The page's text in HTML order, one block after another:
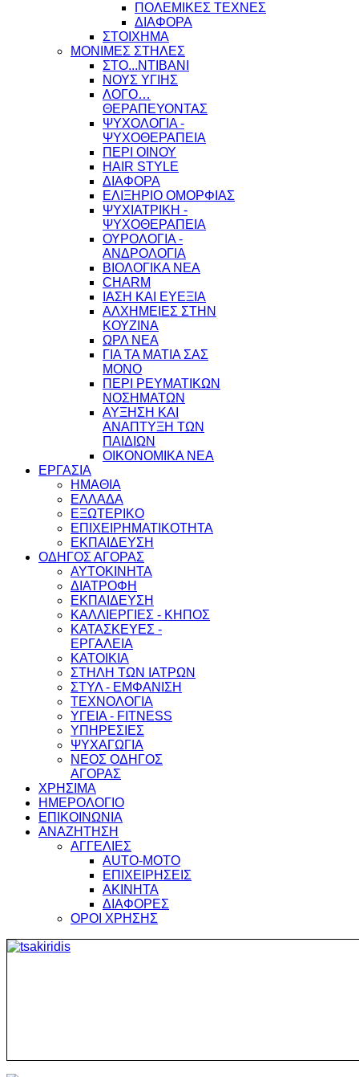
ΠΟΛΕΜΙΚΕΣ ΤΕΧΝΕΣ
ΔΙΑΦΟΡΑ
ΣΤΟΙΧΗΜΑ
ΜΟΝΙΜΕΣ ΣΤΗΛΕΣ
ΣΤΟ...ΝΤΙΒΑΝΙ
ΝΟΥΣ ΥΓΙΗΣ
ΛΟΓΟ…
ΘΕΡΑΠΕΥΟΝΤΑΣ
ΨΥΧΟΛΟΓΙΑ -
ΨΥΧΟΘΕΡΑΠΕΙΑ
ΠΕΡΙ ΟΙΝΟΥ
HAIR STYLE
ΔΙΑΦΟΡΑ
ΕΛΙΞΗΡΙΟ ΟΜΟΡΦΙΑΣ
ΨΥΧΙΑΤΡΙΚΗ -
ΨΥΧΟΘΕΡΑΠΕΙΑ
ΟΥΡΟΛΟΓΙΑ -
ΑΝΔΡΟΛΟΓΙΑ
ΒΙΟΛΟΓΙΚΑ ΝΕΑ
CHARM
ΙΑΣΗ ΚΑΙ ΕΥΕΞΙΑ
ΑΛΧΗΜΕΙΕΣ ΣΤΗΝ
ΚΟΥΖΙΝΑ
ΩΡΛ ΝEA
ΓΙΑ ΤΑ ΜΑΤΙΑ ΣΑΣ
ΜΟΝΟ
ΠΕΡΙ ΡΕΥΜΑΤΙΚΩΝ
ΝΟΣΗΜΑΤΩΝ
ΑΥΞΗΣΗ ΚΑΙ
ΑΝΑΠΤΥΞΗ ΤΩΝ
ΠΑΙΔΙΩΝ
ΟΙΚΟΝΟΜΙΚΑ ΝΕΑ
ΕΡΓΑΣΙΑ
ΗΜΑΘΙΑ
ΕΛΛΑΔΑ
ΕΞΩΤΕΡΙΚΟ
ΕΠΙΧΕΙΡΗΜΑΤΙΚΟΤΗΤΑ
ΕΚΠΑΙΔΕΥΣΗ
ΟΔΗΓΟΣ ΑΓΟΡΑΣ
ΑΥΤΟΚΙΝΗΤΑ
ΔΙΑΤΡΟΦΗ
ΕΚΠΑΙΔΕΥΣΗ
ΚΑΛΛΙΕΡΓΙΕΣ - ΚΗΠΟΣ
ΚΑΤΑΣΚΕΥΕΣ -
ΕΡΓΑΛΕΙΑ
ΚΑΤΟΙΚΙΑ
ΣΤΗΛΗ ΤΩΝ ΙΑΤΡΩΝ
ΣΤΥΛ - ΕΜΦΑΝΙΣΗ
ΤΕΧΝΟΛΟΓΙΑ
ΥΓΕΙΑ - FITNESS
ΥΠΗΡΕΣΙΕΣ
ΨΥΧΑΓΩΓΙΑ
ΝΕΟΣ ΟΔΗΓΟΣ
ΑΓΟΡΑΣ
ΧΡΗΣΙΜΑ
ΗΜΕΡΟΛΟΓΙΟ
ΕΠΙΚΟΙΝΩΝΙΑ
ΑΝΑΖΗΤΗΣΗ
ΑΓΓΕΛΙΕΣ
AUTO-MOTO
ΕΠΙΧΕΙΡΗΣΕΙΣ
ΑΚΙΝΗΤΑ
ΔΙΑΦΟΡΕΣ
ΟΡΟΙ ΧΡΗΣΗΣ